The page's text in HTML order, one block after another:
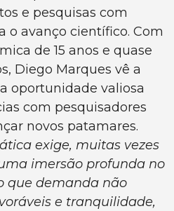
e pesquisas com
o avanço científico. Com
de 15 anos e quase
Diego Marques vê a
oportunidade valiosa
com pesquisadores
novos patamares.
exige, muitas vezes
imersão profunda no
que demanda não
e tranquilidade,